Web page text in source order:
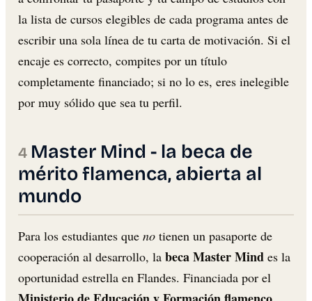
la lista de cursos elegibles de cada programa antes de
escribir una sola línea de tu carta de motivación. Si el
encaje es correcto, compites por un título
completamente financiado; si no lo es, eres inelegible
por muy sólido que sea tu perfil.
Master Mind - la beca de
mérito flamenca, abierta al
mundo
Para los estudiantes que no tienen un pasaporte de
cooperación al desarrollo, la beca Master Mind es la
oportunidad estrella en Flandes. Financiada por el